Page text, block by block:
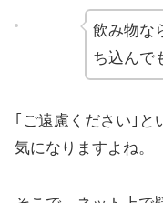
飲み物な
ち込んで
｢ご遠慮ください｣と
気になりますよね。